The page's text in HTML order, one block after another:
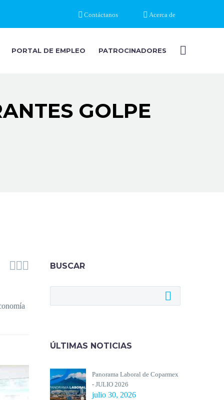
Contáctanos Acerca de
PORTAL DE EMPLEO PATROCINADORES
GOLPE
 BUSCAR
ÚLTIMAS NOTICIAS
Panorama Laboral de Coparmex
- JULIO 2026
julio 30, 2026